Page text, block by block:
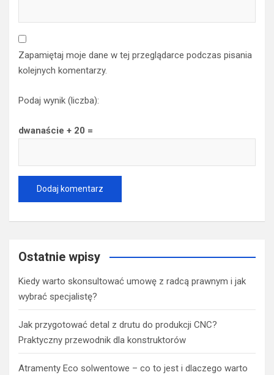
Zapamiętaj moje dane w tej przeglądarce podczas pisania
kolejnych komentarzy.
Podaj wynik (liczba):
dwanaście + 20 =
Ostatnie wpisy
Kiedy warto skonsultować umowę z radcą prawnym i jak
wybrać specjalistę?
Jak przygotować detal z drutu do produkcji CNC?
Praktyczny przewodnik dla konstruktorów
Atramenty Eco solwentowe – co to jest i dlaczego warto